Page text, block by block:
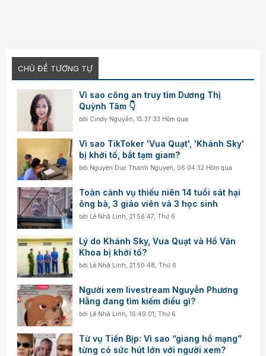
CHỦ ĐỀ TƯƠNG TỰ
Vì sao công an truy tìm Dương Thị
Quỳnh Tâm 👇
bởi Cindy Nguyễn ,15:37:33 Hôm qua
Vì sao TikToker 'Vua Quạt', 'Khánh Sky'
bị khởi tố, bắt tạm giam?
bởi Nguyen Duc Thanh Nguyen 06:04:32 Hôm qua
Toàn cảnh vụ thiếu niên 14 tuổi sát hại
ông bà, 3 giáo viên và 3 học sinh
bởi Lê Nhã Linh ,21:56:47, Thứ 6
Lý do Khánh Sky, Vua Quạt và Hồ Văn
Khoa bị khởi tố?
bởi Lê Nhã Linh ,21:50:48, Thứ 6
Người xem livestream Nguyễn Phương
Hằng đang tìm kiếm điều gì?
bởi Lê Nhã Linh ,16:49:01, Thứ 6
Từ vụ Tiến Bịp: Vì sao “giang hồ mạng”
từng có sức hút lớn với người xem?